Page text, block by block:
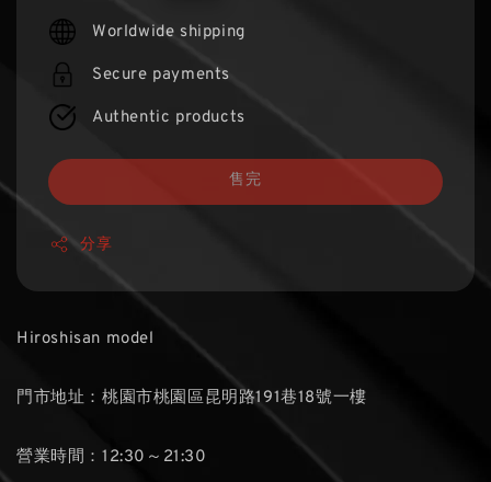
price
Worldwide shipping
Secure payments
Authentic products
售完
分享
Hiroshisan model
門市地址：桃園市桃園區昆明路191巷18號一樓
營業時間：12:30～21:30